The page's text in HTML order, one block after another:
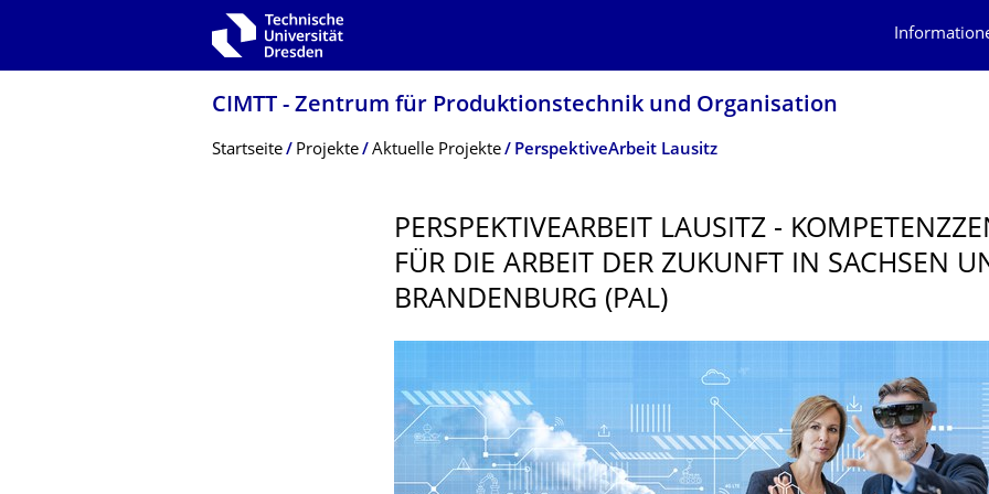
Zur Hauptnavigation springen
CIMTT - Zentrum für Produktionstechnik und Organisation
Breadcrumb-Menü
Startseite Projekte Aktuelle Projekte PerspektiveArbeit Lausitz
PERSPEKTIVEAR­BEIT LAUSITZ -
FÜR DIE ARBEIT DER ZUKUNFT IN SACHSEN
BRANDENBURG (PAL)